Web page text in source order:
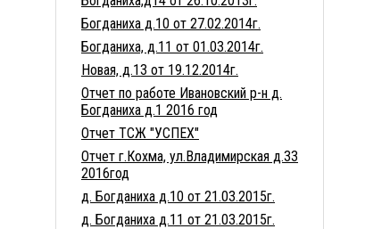
Богданиха д.10 от 27.02.2014г.
Богданиха, д.11 от 01.03.2014г.
Новая, д.13 от 19.12.2014г.
Отчет по работе Ивановский р-н д.
Богданиха д.1 2016 год
Отчет ТСЖ "УСПЕХ"
Отчет г.Кохма, ул.Владимирская д.33
2016год
д. Богданиха д.10 от 21.03.2015г.
д. Богданиха д.11 от 21.03.2015г.